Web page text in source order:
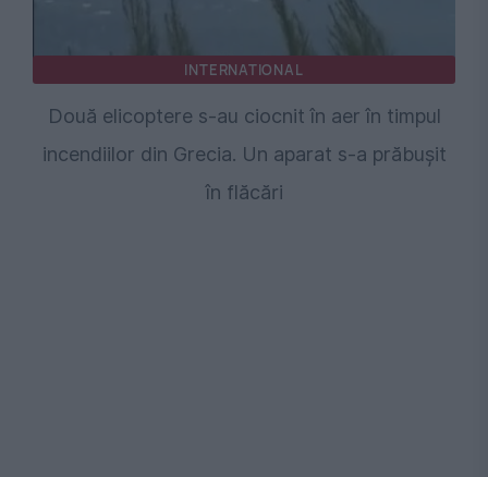
INTERNATIONAL
Două elicoptere s-au ciocnit în aer în timpul
incendiilor din Grecia. Un aparat s-a prăbușit
în flăcări